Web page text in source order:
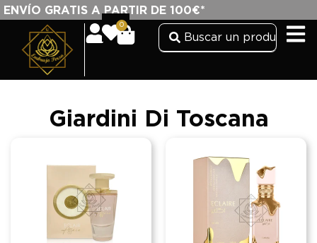
ENVÍO GRATIS A PARTIR DE 100€*
0
Giardini Di Toscana